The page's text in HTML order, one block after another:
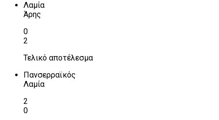
Λαμία
Άρης
0
2
Τελικό αποτέλεσμα
Πανσερραϊκός
Λαμία
2
0